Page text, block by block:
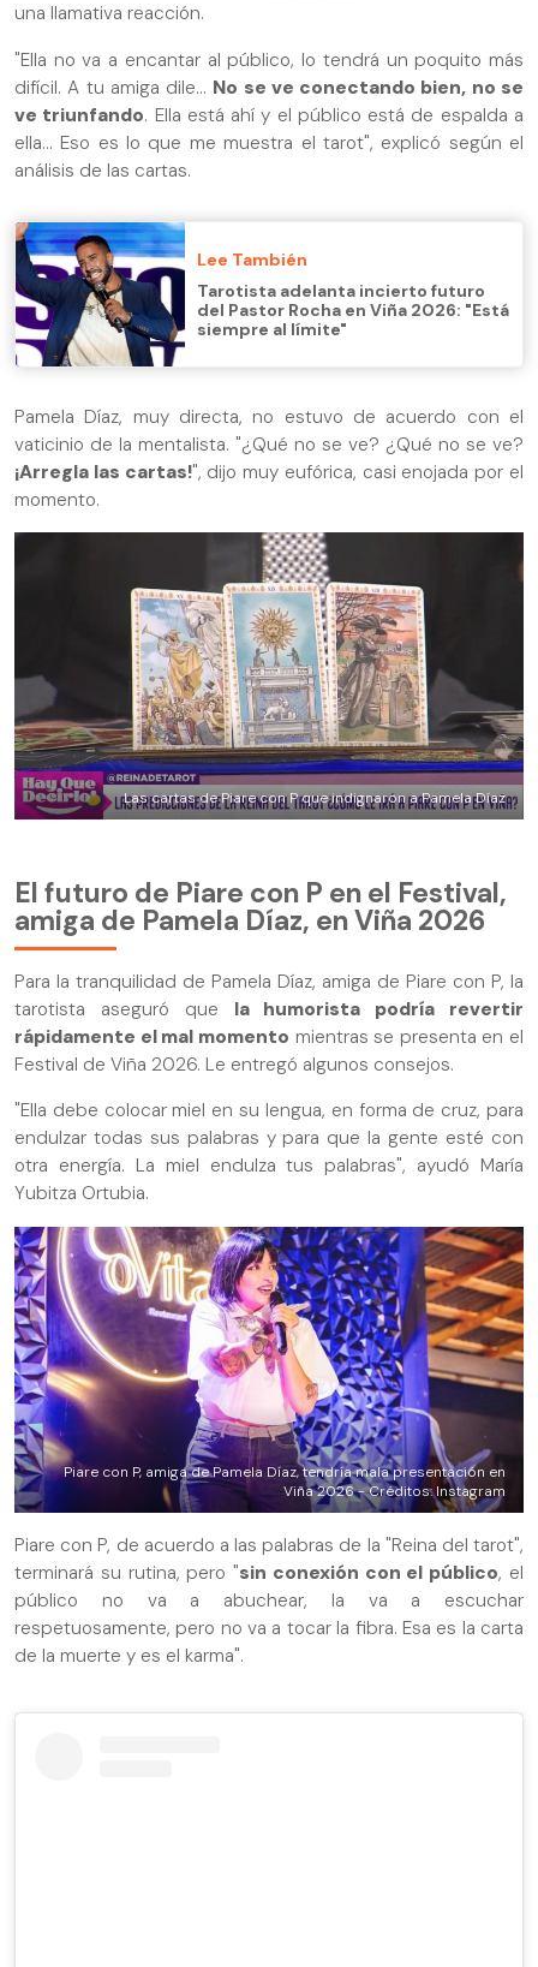
una llamativa reacción.
"Ella no va a encantar al público, lo tendrá un poquito más
difícil. A tu amiga dile... No se ve conectando bien, no se
ve triunfando. Ella está ahí y el público está de espalda a
ella... Eso es lo que me muestra el tarot", explicó según el
análisis de las cartas.
Lee También
Tarotista adelanta incierto futuro
del Pastor Rocha en Viña 2026: "Está
siempre al límite"
Pamela Díaz, muy directa, no estuvo de acuerdo con el
vaticinio de la mentalista. "¿Qué no se ve? ¿Qué no se ve?
¡Arregla las cartas!", dijo muy eufórica, casi enojada por el
momento.
Las cartas de Piare con P que indignaron a Pamela Díaz
El futuro de Piare con P en el Festival,
amiga de Pamela Díaz, en Viña 2026
Para la tranquilidad de Pamela Díaz, amiga de Piare con P, la
tarotista aseguró que la humorista podría revertir
rápidamente el mal momento mientras se presenta en el
Festival de Viña 2026. Le entregó algunos consejos.
"Ella debe colocar miel en su lengua, en forma de cruz, para
endulzar todas sus palabras y para que la gente esté con
otra energía. La miel endulza tus palabras", ayudó María
Yubitza Ortubia.
Piare con P, amiga de Pamela Díaz, tendría mala presentación en
Viña 2026 - Créditos: Instagram
Piare con P, de acuerdo a las palabras de la "Reina del tarot",
terminará su rutina, pero "sin conexión con el público, el
público no va a abuchear, la va a escuchar
respetuosamente, pero no va a tocar la fibra. Esa es la carta
de la muerte y es el karma".